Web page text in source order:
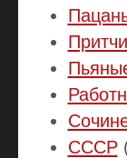
Притчи
СССР